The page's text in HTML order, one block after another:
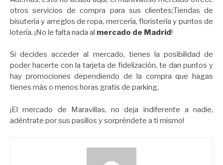
otros servicios de compra para sus clientes;Tiendas de
bisutería y arreglos de ropa, mercería, floristería y puntos de
lotería. ¡No le falta nada al mercado de Madrid!
Si decides acceder al mercado, tienes la posibilidad de
poder hacerte con la tarjeta de fidelización, te dan puntos y
hay promociones dependiendo de la compra que hagas
tienes más o menos horas gratis de parking.
¡El mercado de Maravillas, no deja indiferente a nadie,
adéntrate por sus pasillos y sorpréndete a ti mismo!